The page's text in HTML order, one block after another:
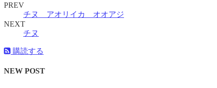
PREV
チヌ アオリイカ オオアジ
NEXT
チヌ
購読する
NEW POST